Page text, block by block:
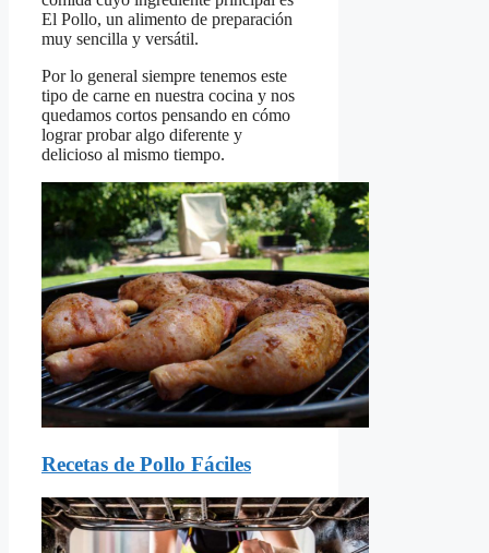
El Pollo, un alimento de preparación
muy sencilla y versátil.
Por lo general siempre tenemos este
tipo de carne en nuestra cocina y nos
quedamos cortos pensando en cómo
lograr probar algo diferente y
delicioso al mismo tiempo.
Recetas de Pollo Fáciles